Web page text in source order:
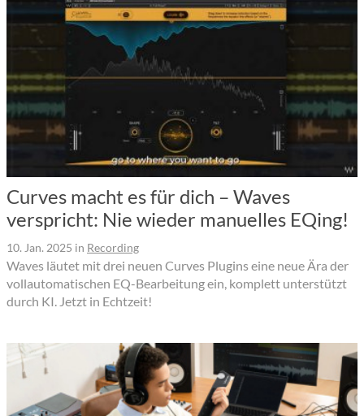
Curves macht es für dich – Waves
verspricht: Nie wieder manuelles EQing!
10. Jan. 2025 in Recording
Waves läutet mit drei neuen Curves Plugins eine neue Ära der
vollautomatischen EQ-Bearbeitung ein, komplett unterstützt
durch KI. Jetzt in Echtzeit!